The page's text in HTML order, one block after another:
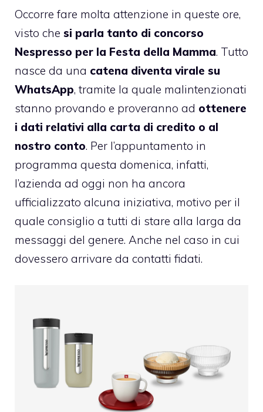
Occorre fare molta attenzione in queste ore,
visto che si parla tanto di concorso
Nespresso per la Festa della Mamma. Tutto
nasce da una catena diventa virale su
WhatsApp, tramite la quale malintenzionati
stanno provando e proveranno ad ottenere
i dati relativi alla carta di credito o al
nostro conto. Per l’appuntamento in
programma questa domenica, infatti,
l’azienda ad oggi non ha ancora
ufficializzato alcuna iniziativa, motivo per il
quale consiglio a tutti di stare alla larga da
messaggi del genere. Anche nel caso in cui
dovessero arrivare da contatti fidati.